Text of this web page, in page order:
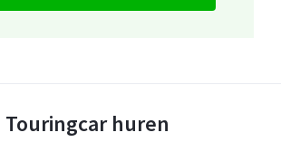
Touringcar huren